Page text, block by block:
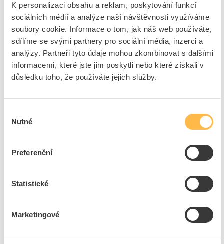
K personalizaci obsahu a reklam, poskytování funkcí
sociálních médií a analýze naší návštěvnosti využíváme
soubory cookie. Informace o tom, jak náš web používáte,
sdílíme se svými partnery pro sociální média, inzerci a
analýzy. Partneři tyto údaje mohou zkombinovat s dalšími
informacemi, které jste jim poskytli nebo které získali v
důsledku toho, že používáte jejich služby.
souhlasu
Nutné
Preferenční
Statistické
Marketingové
PROTEC Vrut 10x60 6-hranná hlava pozink (10ks)
Kód ELFETEX
10.051.543
EAN
4016705133024
Kód výrobce
05103302
Cena s DPH
Přidat k porovnání
PROTEC Vrut 10x80 6-hranná hlava pozink (10ks)
EAN
4016705133048